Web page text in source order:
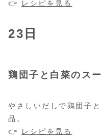
👉
レシピを見る
23日
鶏団子と白菜のス
やさしいだしで鶏団子
品。
👉
レシピを見る